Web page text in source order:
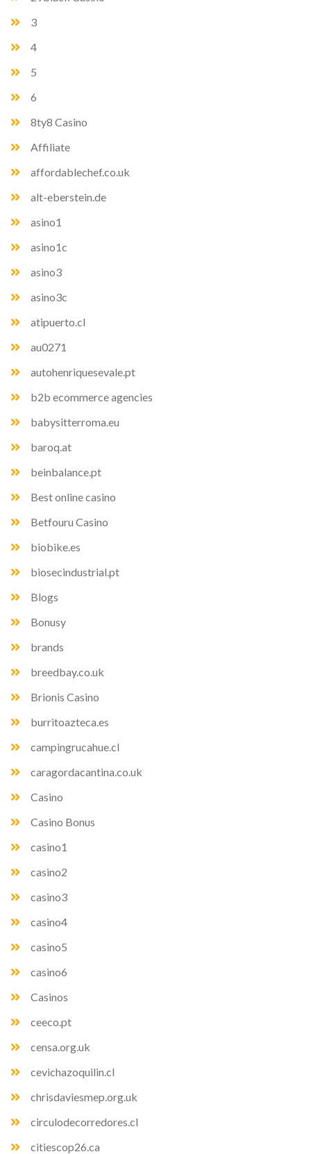
3
4
5
6
8ty8 Casino
Affiliate
affordablechef.co.uk
alt-eberstein.de
asino1
asino1c
asino3
asino3c
atipuerto.cl
au0271
autohenriquesevale.pt
b2b ecommerce agencies
babysitterroma.eu
baroq.at
beinbalance.pt
Best online casino
Betfouru Casino
biobike.es
biosecindustrial.pt
Blogs
Bonusy
brands
breedbay.co.uk
Brionis Casino
burritoazteca.es
campingrucahue.cl
caragordacantina.co.uk
Casino
Casino Bonus
casino1
casino2
casino3
casino4
casino5
casino6
Casinos
ceeco.pt
censa.org.uk
cevichazoquilin.cl
chrisdaviesmep.org.uk
circulodecorredores.cl
citiescop26.ca